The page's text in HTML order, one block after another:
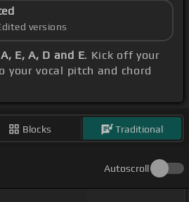
versions
E, A, D and E. Kick off your
vocal pitch and chord
Blocks Traditional
Autoscroll